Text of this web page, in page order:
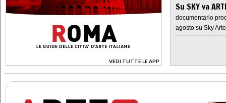
VEDI TUTTE LE APP
>
Su SKY va
documentario
agosto su Sky Arte